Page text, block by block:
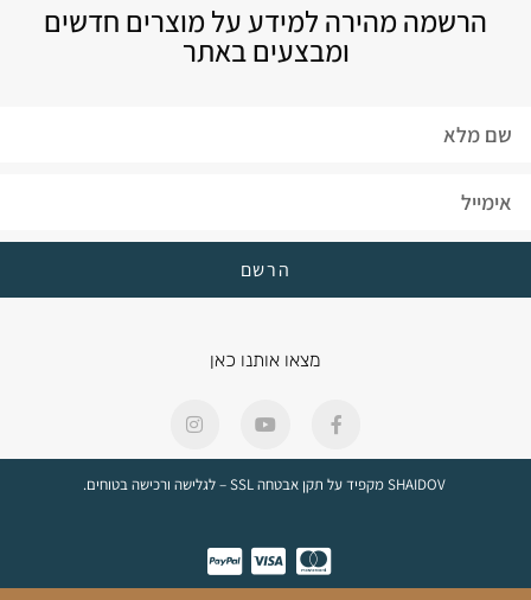
הרשמה מהירה למידע על מוצרים חדשים
ומבצעים באתר
הרשם
מצאו אותנו כאן
SHAIDOV מקפיד על תקן אבטחה SSL – לגלישה ורכישה בטוחים.